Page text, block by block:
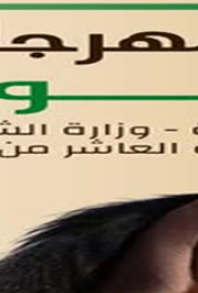
في مدينة العاشر من
تواصل معنا
مدينة العاشر من رمضان